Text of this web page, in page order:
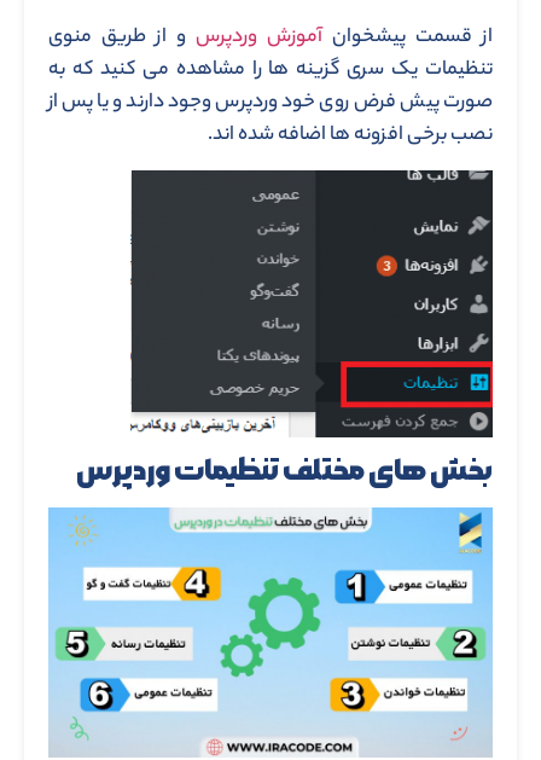
از قسمت پیشخوانآموزش وردپرس و از طریق منوی
تنظیمات یک سری گزینه ها را مشاهده می کنید که به
صورت پیش فرض روی خود وردپرس وجود دارند و یا پس از
نصب برخی افزونه ها اضافه شده اند.
بخش های مختلف تنظیمات وردپرس